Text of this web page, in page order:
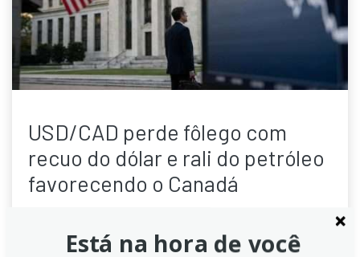
USD/CAD perde fôlego com
recuo do dólar e rali do petróleo
favorecendo o Canadá
pressionado pelo enfraquecimento global do dólar e
pela valorização das commodities energéticas. A
Está na hora de você